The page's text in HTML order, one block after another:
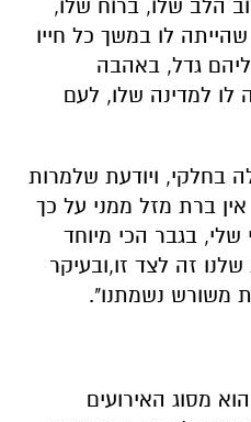
בחלקי, ויודעת שלמרות
ברת מזל ממני על כך
בגבר הכי מיוחד
משורש נשמתנו".
מסוג האירועים
האישה שאני. אני
האישה אבי תמיד היה